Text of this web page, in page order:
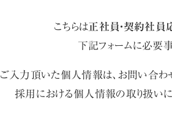
こちらは正社員・契約社員
下記フォームに必要
ご入力頂いた個人情報は、お問い合わ
採用における個人情報の取り扱い